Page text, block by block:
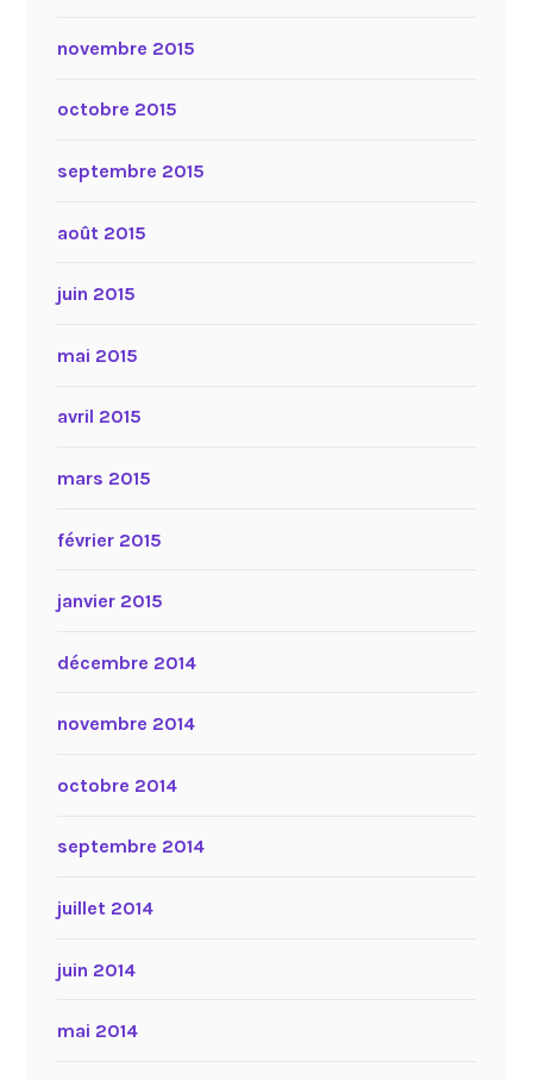
novembre 2015
octobre 2015
septembre 2015
août 2015
juin 2015
mai 2015
avril 2015
mars 2015
février 2015
janvier 2015
décembre 2014
novembre 2014
octobre 2014
septembre 2014
juillet 2014
juin 2014
mai 2014